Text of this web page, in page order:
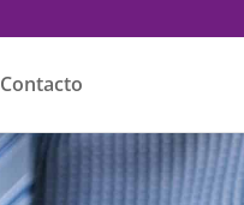
Contacto